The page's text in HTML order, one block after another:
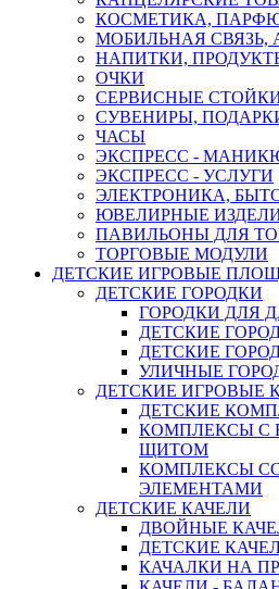
КОСМЕТИКА,
МОБИЛЬНАЯ СВЯЗЬ,
НАПИТКИ,
ОЧКИ
СЕРВИСНЫЕ
СУВЕНИРЫ,
ЧАСЫ
ЭКСПРЕСС -
ЭКСПРЕСС - УСЛУГИ
ЭЛЕКТРОНИКА,
ЮВЕЛИРНЫЕ
ПАВИЛЬОНЫ ДЛЯ
ТОРГОВЫЕ МОДУЛИ
ДЕТСКИЕ ИГРОВЫЕ
ДЕТСКИЕ ГОРОДКИ
ГОРОДКИ ДЛЯ
ДЕТСКИЕ
ДЕТСКИЕ
УЛИЧНЫЕ
ДЕТСКИЕ ИГРОВЫЕ
ДЕТСКИЕ
КОМПЛЕКСЫ С
ЩИТОМ
КОМПЛЕКСЫ
ЭЛЕМЕНТАМИ
ДЕТСКИЕ КАЧЕЛИ
ДВОЙНЫЕ
ДЕТСКИЕ
КАЧАЛКИ НА